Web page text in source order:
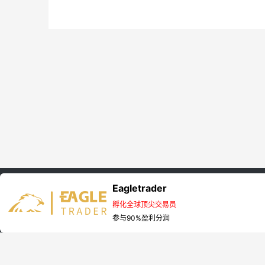
首页 EagleTrader资讯
Copyright © 2025 Eagletrader 版权所有 非商用版本
Eagletrader
孵化全球顶尖交易员
参与90%盈利分润